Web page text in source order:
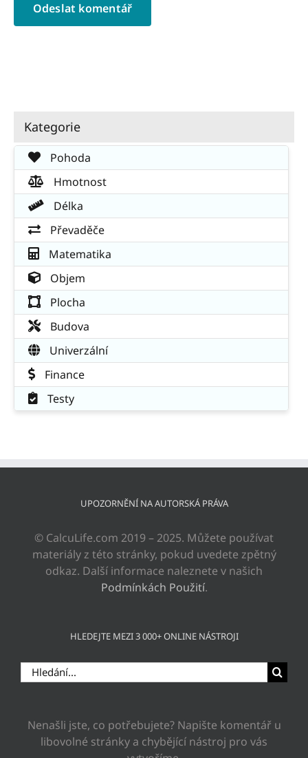
Kategorie
Pohoda
Hmotnost
Délka
Převaděče
Matematika
Objem
Plocha
Budova
Univerzální
Finance
Testy
UPOZORNĚNÍ NA AUTORSKÁ PRÁVA
© CalcuLife.com 2019 – 2025. Můžete používat
materiály z této stránky, pokud uvedete zpětný
odkaz. Další informace naleznete v našich
Podmínkách Použití.
HLEDEJTE MEZI 3 000+ ONLINE NÁSTROJI
Hledat:
Nenašli jste, co potřebujete? Napište komentář u
libovolné stránky a chybějící nástroj pro vás